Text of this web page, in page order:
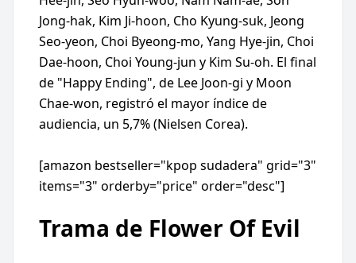
Jong-hak, Kim Ji-hoon, Cho Kyung-suk, Jeong
Seo-yeon, Choi Byeong-mo, Yang Hye-jin, Choi
Dae-hoon, Choi Young-jun y Kim Su-oh. El final
de "Happy Ending", de Lee Joon-gi y Moon
Chae-won, registró el mayor índice de
audiencia, un 5,7% (Nielsen Corea).
[amazon bestseller="kpop sudadera" grid="3"
items="3" orderby="price" order="desc"]
Trama de Flower Of Evil